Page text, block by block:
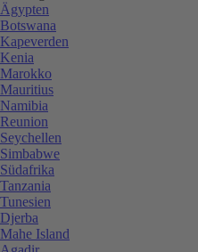
Ägypten
Botswana
Kapeverden
Kenia
Marokko
Mauritius
Namibia
Reunion
Seychellen
Simbabwe
Südafrika
Tanzania
Tunesien
Djerba
Mahe Island